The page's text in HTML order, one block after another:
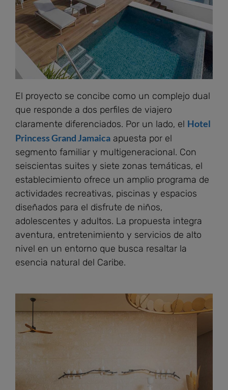
El proyecto se concibe como un complejo dual
que responde a dos perfiles de viajero
claramente diferenciados. Por un lado, el Hotel
Princess Grand Jamaica apuesta por el
segmento familiar y multigeneracional. Con
seiscientas suites y siete zonas temáticas, el
establecimiento ofrece un amplio programa de
actividades recreativas, piscinas y espacios
diseñados para el disfrute de niños,
adolescentes y adultos. La propuesta integra
aventura, entretenimiento y servicios de alto
nivel en un entorno que busca resaltar la
esencia natural del Caribe.